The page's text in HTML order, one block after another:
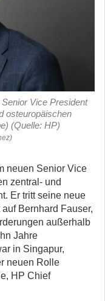
Vice President
osteuropäischen
(Quelle: HP)
neuen Senior Vice
zentral- und
Er tritt seine neue
Bernhard Fauser,
außerhalb
Jahre
in Singapur,
neuen Rolle
HP Chief